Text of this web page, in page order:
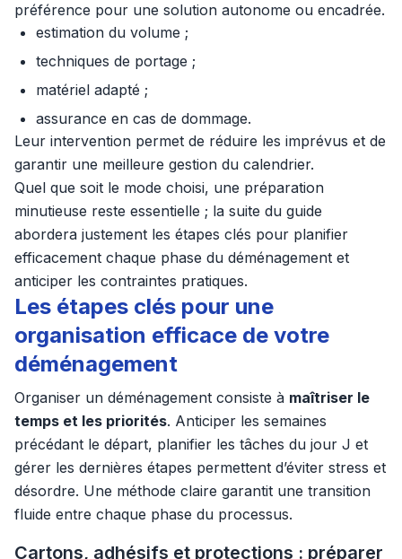
préférence pour une solution autonome ou encadrée.
estimation du volume ;
techniques de portage ;
matériel adapté ;
assurance en cas de dommage.
Leur intervention permet de réduire les imprévus et de
garantir une meilleure gestion du calendrier.
Quel que soit le mode choisi, une préparation
minutieuse reste essentielle ; la suite du guide
abordera justement les étapes clés pour planifier
efficacement chaque phase du déménagement et
anticiper les contraintes pratiques.
Les étapes clés pour une
organisation efficace de votre
déménagement
Organiser un déménagement consiste à maîtriser le
temps et les priorités. Anticiper les semaines
précédant le départ, planifier les tâches du jour J et
gérer les dernières étapes permettent d’éviter stress et
désordre. Une méthode claire garantit une transition
fluide entre chaque phase du processus.
Cartons, adhésifs et protections : préparer